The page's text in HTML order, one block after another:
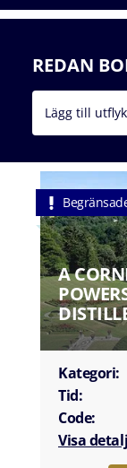
REDAN
Lägg till
A
Kategori:
Tid:
Code:
Visa